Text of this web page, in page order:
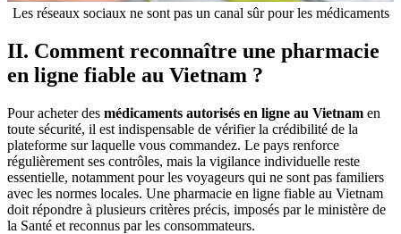
Les réseaux sociaux ne sont pas un canal sûr pour les médicaments
II. Comment reconnaître une pharmacie
en ligne fiable au Vietnam ?
Pour acheter des médicaments autorisés en ligne au Vietnam en
toute sécurité, il est indispensable de vérifier la crédibilité de la
plateforme sur laquelle vous commandez. Le pays renforce
régulièrement ses contrôles, mais la vigilance individuelle reste
essentielle, notamment pour les voyageurs qui ne sont pas familiers
avec les normes locales. Une pharmacie en ligne fiable au Vietnam
doit répondre à plusieurs critères précis, imposés par le ministère de
la Santé et reconnus par les consommateurs.